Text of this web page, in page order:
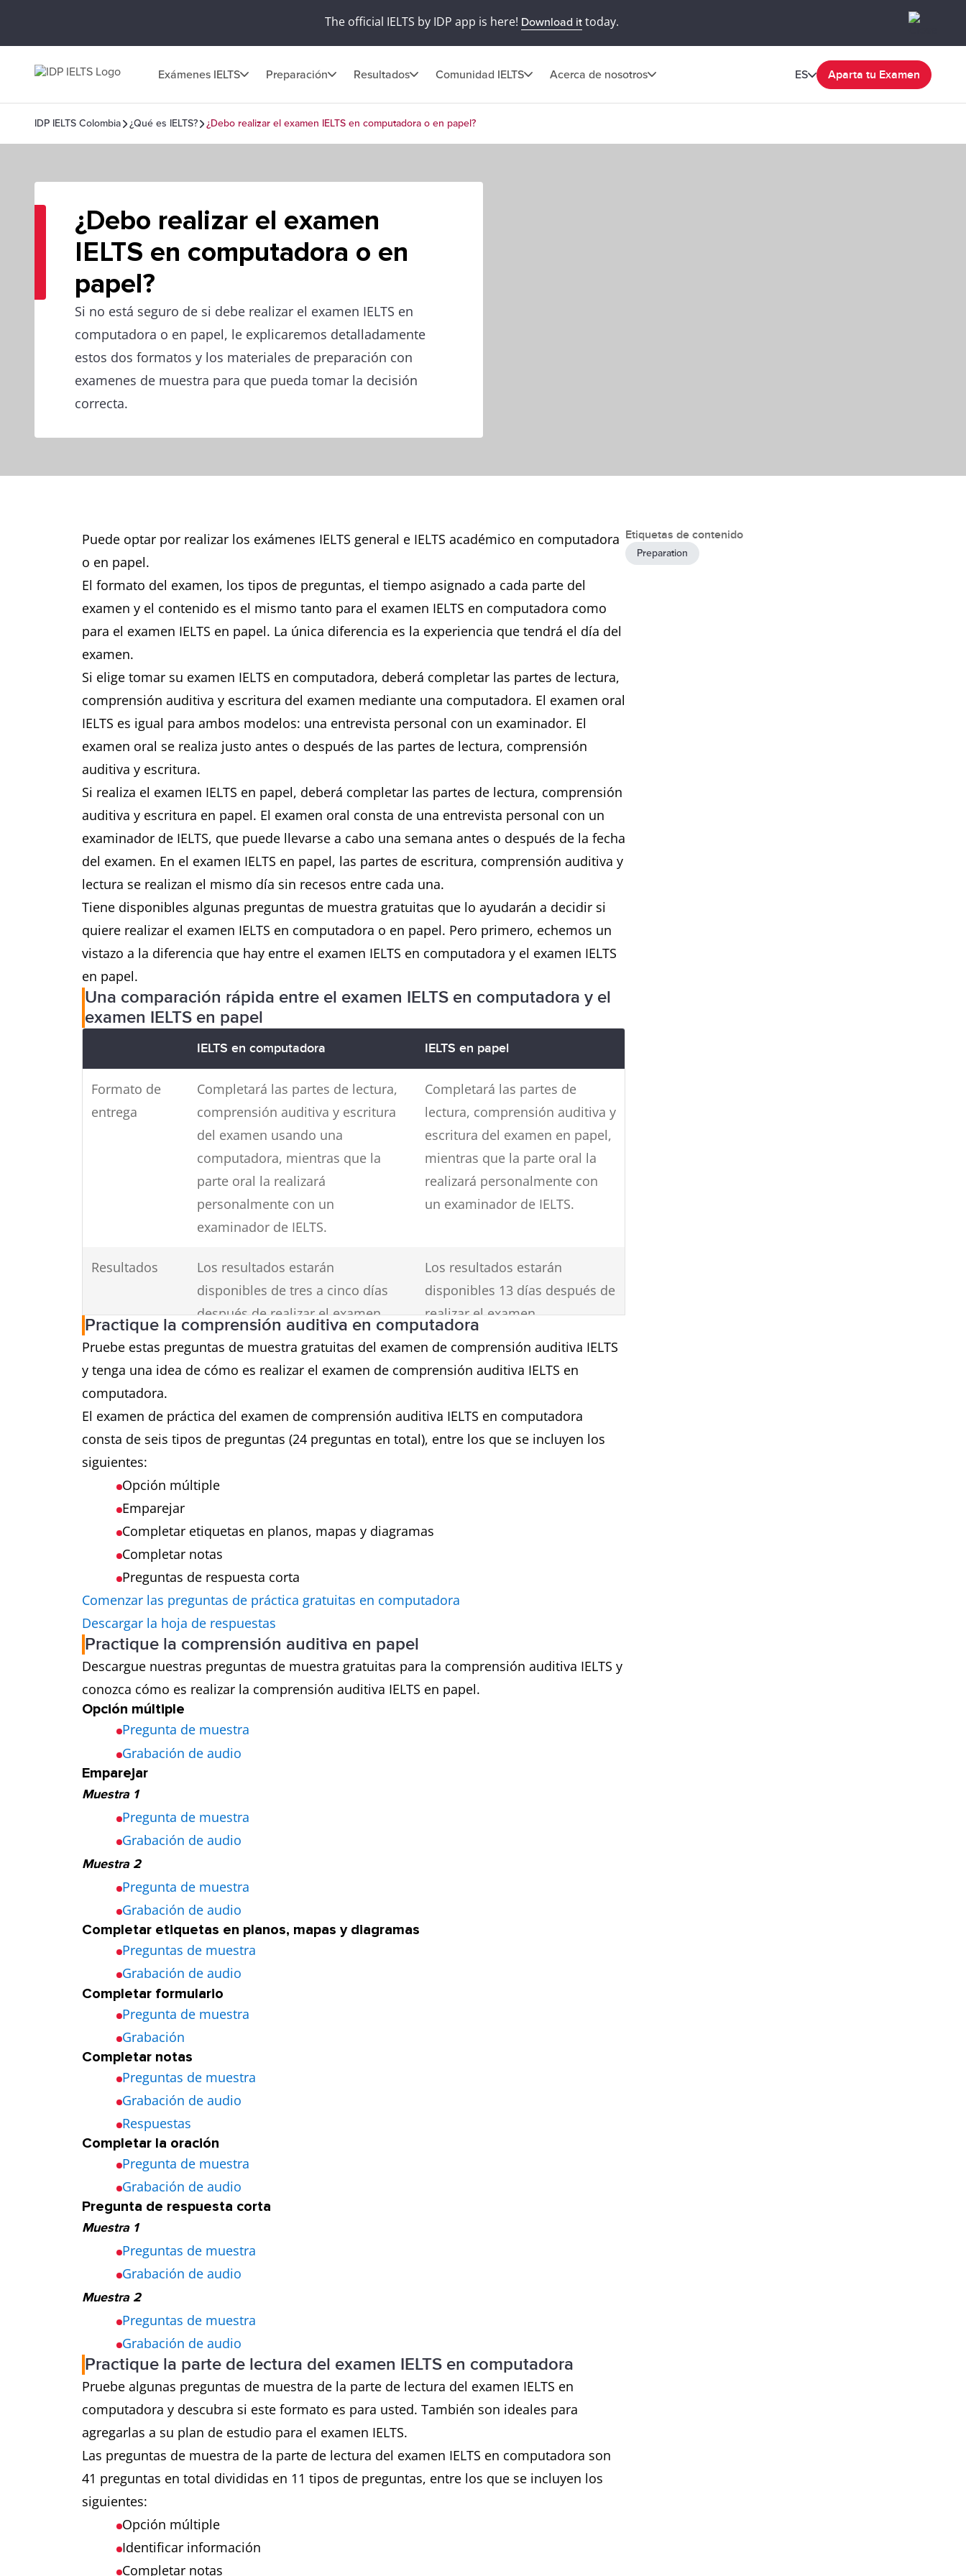
The official IELTS by IDP app is here! Download ittoday.
Exámenes IELTS Preparación Resultados Comunidad IELTS Acerca de nosotros ES Aparta tu Examen
IDP IELTS Colombia ¿Qué es IELTS? ¿Debo realizar el examen IELTS en computadora o en papel?
¿Debo realizar el examen
IELTS en computadora o en
papel?
Si no está seguro de si debe realizar el examen IELTS en
computadora o en papel, le explicaremos detalladamente
estos dos formatos y los materiales de preparación con
examenes de muestra para que pueda tomar la decisión
correcta.
Puede optar por realizar los exámenes IELTS general e IELTS académico en computadora
o en papel.
El formato del examen, los tipos de preguntas, el tiempo asignado a cada parte del
examen y el contenido es el mismo tanto para el examen IELTS en computadora como
para el examen IELTS en papel. La única diferencia es la experiencia que tendrá el día del
examen.
Si elige tomar su examen IELTS en computadora, deberá completar las partes de lectura,
comprensión auditiva y escritura del examen mediante una computadora. El examen oral
IELTS es igual para ambos modelos: una entrevista personal con un examinador. El
examen oral se realiza justo antes o después de las partes de lectura, comprensión
auditiva y escritura.
Si realiza el examen IELTS en papel, deberá completar las partes de lectura, comprensión
auditiva y escritura en papel. El examen oral consta de una entrevista personal con un
examinador de IELTS, que puede llevarse a cabo una semana antes o después de la fecha
del examen. En el examen IELTS en papel, las partes de escritura, comprensión auditiva y
lectura se realizan el mismo día sin recesos entre cada una.
Tiene disponibles algunas preguntas de muestra gratuitas que lo ayudarán a decidir si
quiere realizar el examen IELTS en computadora o en papel. Pero primero, echemos un
vistazo a la diferencia que hay entre el examen IELTS en computadora y el examen IELTS
en papel.
Una comparación rápida entre el examen IELTS en computadora y el
examen IELTS en papel
IELTS en computadora IELTS en papel
Formato de
entrega
Completará las partes de lectura,
comprensión auditiva y escritura
del examen usando una
computadora, mientras que la
parte oral la realizará
personalmente con un
examinador de IELTS.
Completará las partes de
lectura, comprensión auditiva y
escritura del examen en papel,
mientras que la parte oral la
realizará personalmente con
un examinador de IELTS.
Resultados
Los resultados estarán
disponibles de tres a cinco días
después de realizar el examen.
Los resultados estarán
disponibles 13 días después de
realizar el examen.
Reserva
Busque el ícono de una
computadora al reservar el
Busque el ícono de una hoja
de papel al reservar el examen.
Disponibilidad
del examen
Exámenes hasta siete días a la
Exámenes hasta 48 días al año
Practique la comprensión auditiva en computadora
Pruebe estas preguntas de muestra gratuitas del examen de comprensión auditiva IELTS
y tenga una idea de cómo es realizar el examen de comprensión auditiva IELTS en
computadora.
El examen de práctica del examen de comprensión auditiva IELTS en computadora
consta de seis tipos de preguntas (24 preguntas en total), entre los que se incluyen los
siguientes:
Opción múltiple
Emparejar
Completar etiquetas en planos, mapas y diagramas
Completar notas
Preguntas de respuesta corta
Comenzar las preguntas de práctica gratuitas en computadora
Descargar la hoja de respuestas
Practique la comprensión auditiva en papel
Descargue nuestras preguntas de muestra gratuitas para la comprensión auditiva IELTS y
conozca cómo es realizar la comprensión auditiva IELTS en papel.
Opción múltiple
Pregunta de muestra
Grabación de audio
Emparejar
Muestra 1
Pregunta de muestra
Grabación de audio
Muestra 2
Pregunta de muestra
Grabación de audio
Completar etiquetas en planos, mapas y diagramas
Preguntas de muestra
Grabación de audio
Completar formulario
Pregunta de muestra
Grabación
Completar notas
Preguntas de muestra
Grabación de audio
Respuestas
Completar la oración
Pregunta de muestra
Grabación de audio
Pregunta de respuesta corta
Muestra 1
Preguntas de muestra
Grabación de audio
Muestra 2
Preguntas de muestra
Grabación de audio
Practique la parte de lectura del examen IELTS en computadora
Pruebe algunas preguntas de muestra de la parte de lectura del examen IELTS en
computadora y descubra si este formato es para usted. También son ideales para
agregarlas a su plan de estudio para el examen IELTS.
Las preguntas de muestra de la parte de lectura del examen IELTS en computadora son
41 preguntas en total divididas en 11 tipos de preguntas, entre los que se incluyen los
siguientes:
Opción múltiple
Identificar información
Completar notas
Etiquetas de contenido
Preparation